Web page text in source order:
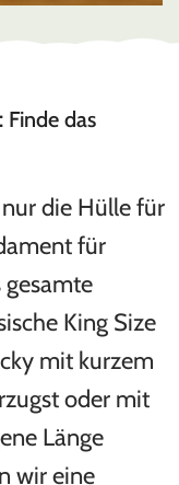
Finde das
die Hülle für
für
gesamte
King Size
mit kurzem
oder mit
Länge
wir eine